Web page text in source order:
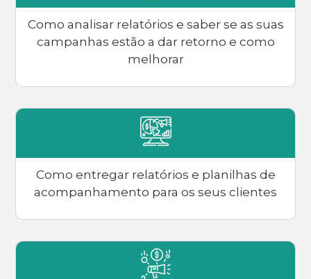
Como analisar relatórios e saber se as suas
campanhas estão a dar retorno e como
melhorar
Como entregar relatórios e planilhas de
acompanhamento para os seus clientes